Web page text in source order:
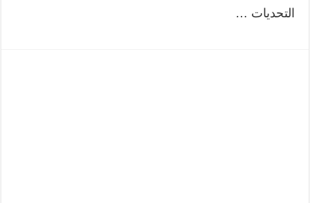
التحديات …